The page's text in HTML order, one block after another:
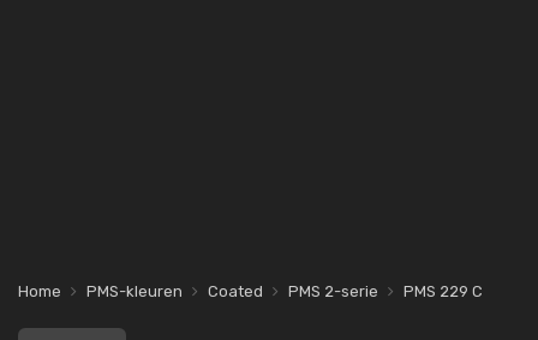
Home PMS-kleuren Coated PMS 2-serie PMS 229 C